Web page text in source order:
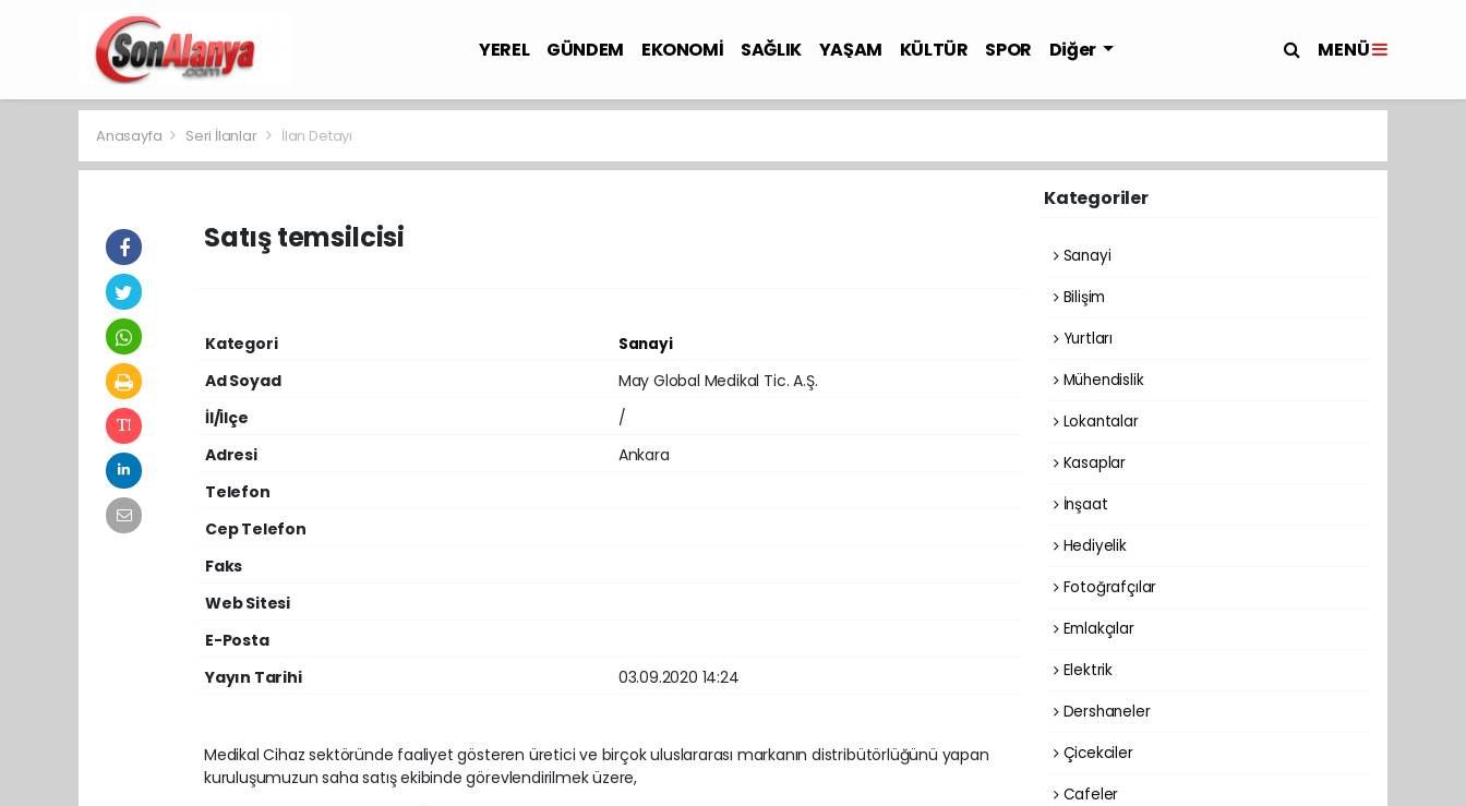
YEREL GÜNDEM EKONOMİ SAĞLIK YAŞAM KÜLTÜR SPOR Diğer MENÜ
Anasayfa Seri İlanlar İlan Detayı
Satış temsilcisi
Kategori Sanayi
Ad Soyad
May Global Medikal Tic. A.Ş.
İl/İlçe
/
Adresi
Ankara
Telefon
Cep Telefon
Faks
Web Sitesi
E-Posta
Yayın Tarihi
03.09.2020 14:24
Medikal Cihaz sektöründe faaliyet gösteren üretici ve birçok uluslararası markanın distribütörlüğünü yapan
kuruluşumuzun saha satış ekibinde görevlendirilmek üzere,
Kategoriler
Sanayi
Bilişim
Yurtları
Mühendislik
Lokantalar
Kasaplar
İnşaat
Hediyelik
Fotoğrafçılar
Emlakçılar
Elektrik
Dershaneler
Çicekciler
Cafeler